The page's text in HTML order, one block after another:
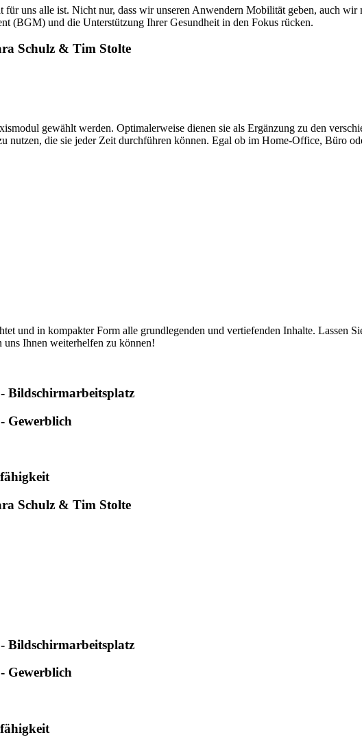
uns alle ist. Nicht nur, dass wir unseren Anwendern Mobilität geben, auch wir
(BGM) und die Unterstützung Ihrer Gesundheit in den Fokus rücken.
Schulz & Tim Stolte
gewählt werden. Optimalerweise dienen sie als Ergänzung zu den
nutzen, die sie jeder Zeit durchführen können. Egal ob im Home-Office, Büro
und in kompakter Form alle grundlegenden und vertiefenden Inhalte. Lassen
uns Ihnen weiterhelfen zu können!
Bildschirmarbeitsplatz
Gewerblich
Schulz & Tim Stolte
Bildschirmarbeitsplatz
Gewerblich